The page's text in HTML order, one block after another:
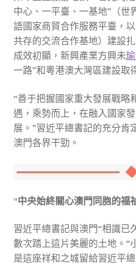
中心、一平臺、一基地”（世
語國家商貿合作服務平臺，
共存的交流合作基地）建設
成效初顯，新興產業方興未
一路”和粵港澳大灣區建設
“善于把握國家重大發展戰略
遇，乘勢而上，在融入國家
展。”習近平總書記的充分肯
澳門各界干勁。
“中央始終關心澳門同胞的福
習近平總書記與澳門“相識已
數次踏上這片美麗的土地。“
是這座祥和之城留給習近平